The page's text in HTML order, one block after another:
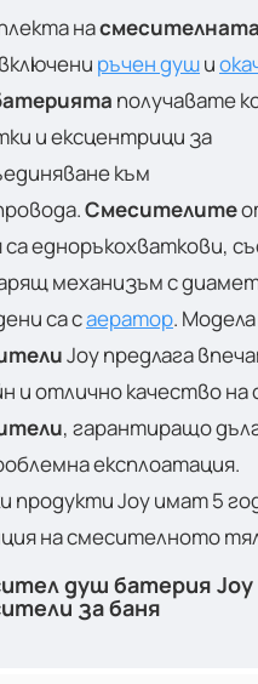
на
ръчен души
получавате
и ексцентрици за
към
Смесителите
са едноръкохваткови,
механизъм с
са саератор. Модела
Joy предлага
и отлично качество на
, гарантиращо
експлоатация.
продукти Joyимат 5
на смесителното
душ батерия Joy
за баня